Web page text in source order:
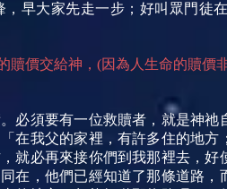
早大家先走一步；好叫眾門徒
贖價交給神，(因為人生命的贖價
必須要有一位救贖者，就是神祂
在我父的家裡，有許多住的地
就必再來接你們到我那裡去，
在，他們已經知道了那條道路